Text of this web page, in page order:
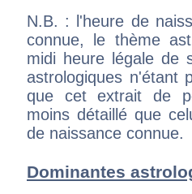
N.B. : l'heure de
connue, le thème
midi heure légale de
astrologiques n'étant
que cet extrait de
moins détaillé que
de naissance connue.
Dominantes